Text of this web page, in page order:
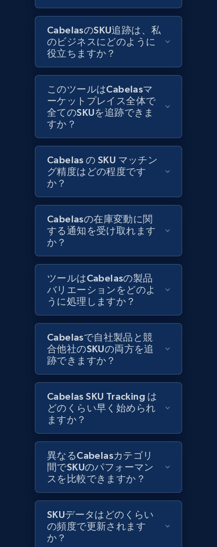
1.3K+ 175+ 今すぐ始める
Zara - Products
Category id, Product id, Product name, Price,
Currency, Colour code, Colour, Description, and
1.2K+ 208+ 今すぐ始める
Zara - Products - discovery by category url
Category id, Product id, Product name, Price,
Currency, Colour code, Colour, Description, and
more.
1.2K+ 208+ 今すぐ始める
Best Buy products
URL, Product id, Title, Images, Final price,
Currency, Discount, Initial price, and more.
1.1K+ 149+ 今すぐ始める
Best Buy products - Collect data on
products using specified keywords
URL, Product id, Title, Images, Final price,
Currency, Discount, Initial price, and more.
Lazada - Products
URL, Title, Rating, Reviews, Initial price, Final
price, Currency, Stock, and more.
991+
CabelasのSKU追跡は、私
のビジネスにどのように
役立ちますか？
このツールはCabelasマ
ーケットプレイス全体で
全てのSKUを追跡できま
すか？
Cabelas の SKU マッチン
グ精度はどの程度です
か？
Cabelasの在庫変動に関
する通知を受け取れます
か？
ツールはCabelasの製品
バリエーションをどのよ
うに処理しますか？
Cabelasで自社製品と競
合他社のSKUの両方を追
跡できますか？
Cabelas SKU Tracking は
どのくらい早く始められ
ますか？
異なるCabelasカテゴリ
間でSKUのパフォーマン
スを比較できますか？
SKUデータはどのくらい
の頻度で更新されます
か？